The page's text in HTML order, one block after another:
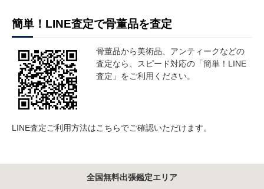
簡単！LINE査定で骨董品を査定
骨董品から美術品、アンティークなどの
査定なら、スピード対応の「簡単！LINE
査定」をご利用ください。
LINE査定ご利用方法はこちらでご確認いただけます。
全国無料出張鑑定エリア